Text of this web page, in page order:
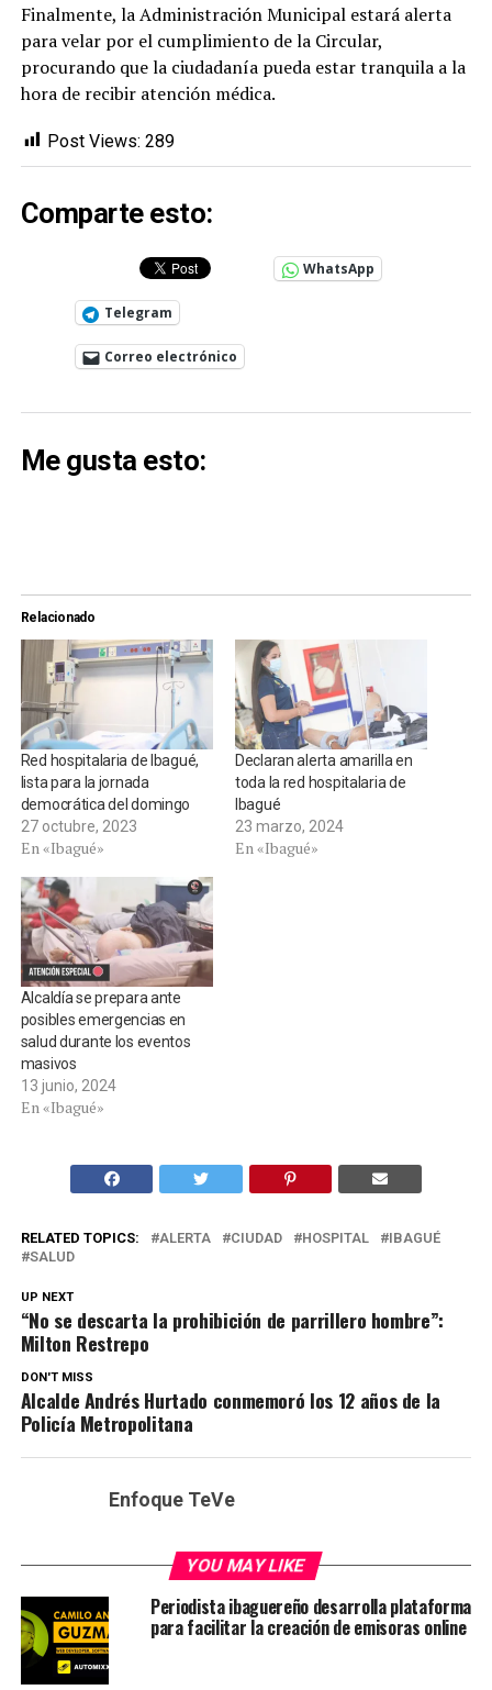
Finalmente, la Administración Municipal estará alerta
para velar por el cumplimiento de la Circular,
procurando que la ciudadanía pueda estar tranquila a la
hora de recibir atención médica.
Post Views: 289
Comparte esto:
WhatsApp
Telegram
Correo electrónico
Me gusta esto:
Relacionado
Red hospitalaria de Ibagué,
lista para la jornada
democrática del domingo
27 octubre, 2023
En «Ibagué»
Declaran alerta amarilla en
toda la red hospitalaria de
Ibagué
23 marzo, 2024
En «Ibagué»
Alcaldía se prepara ante
posibles emergencias en
salud durante los eventos
masivos
13 junio, 2024
En «Ibagué»
RELATED TOPICS: ALERTA CIUDAD HOSPITAL
IBAGUÉ
SALUD
UP NEXT
“No se descarta la prohibición de parrillero hombre”:
Milton Restrepo
DON'T MISS
Alcalde Andrés Hurtado conmemoró los 12 años de la
Policía Metropolitana
Enfoque TeVe
YOU MAY LIKE
Periodista ibaguereño desarrolla plataforma
para facilitar la creación de emisoras online